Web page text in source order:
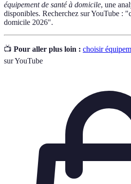
équipement de santé à domicile, une
disponibles. Recherchez sur YouTube :
domicile 2026".
📺 Pour aller plus loin : choisir
sur YouTube